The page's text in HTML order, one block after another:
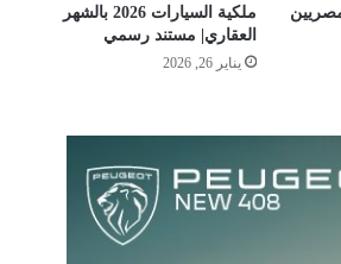
ملكية السيارات 2026 بالشهر
العقاري| مستند رسمي
يناير 26, 2026